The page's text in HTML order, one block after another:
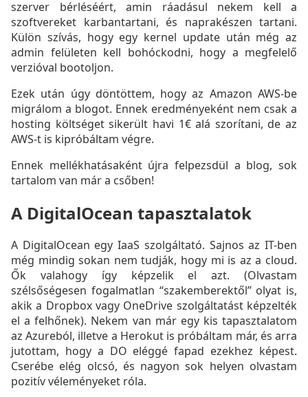
szerver bérléséért, amin ráadásul nekem kell a
szoftvereket karbantartani, és naprakészen tartani.
Külön szívás, hogy egy kernel update után még az
admin felületen kell bohóckodni, hogy a megfelelő
verzióval bootoljon.
Ezek után úgy döntöttem, hogy az Amazon AWS-be
migrálom a blogot. Ennek eredményeként nem csak a
hosting költséget sikerült havi 1€ alá szorítani, de az
AWS-t is kipróbáltam végre.
Ennek mellékhatásaként újra felpezsdül a blog, sok
tartalom van már a csőben!
A DigitalOcean tapasztalatok
A DigitalOcean egy IaaS szolgáltató. Sajnos az IT-ben
még mindig sokan nem tudják, hogy mi is az a cloud.
Ők valahogy így képzelik el azt. (Olvastam
szélsőségesen fogalmatlan “szakemberektől” olyat is,
akik a Dropbox vagy OneDrive szolgáltatást képzelték
el a felhőnek). Nekem van már egy kis tapasztalatom
az Azureból, illetve a Herokut is próbáltam már, és arra
jutottam, hogy a DO eléggé fapad ezekhez képest.
Cserébe elég olcsó, és nagyon sok helyen olvastam
pozitív véleményeket róla.